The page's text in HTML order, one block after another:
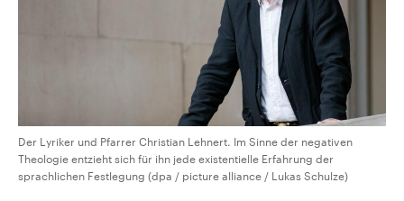
Der Lyriker und Pfarrer Christian Lehnert. Im Sinne der negativen
Theologie entzieht sich für ihn jede existentielle Erfahrung der
sprachlichen Festlegung (dpa / picture alliance / Lukas Schulze)